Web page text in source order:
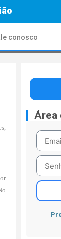
conosco
Área